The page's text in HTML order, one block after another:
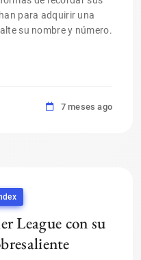
para adquirir una
su nombre y número.
7 meses ago
League con su